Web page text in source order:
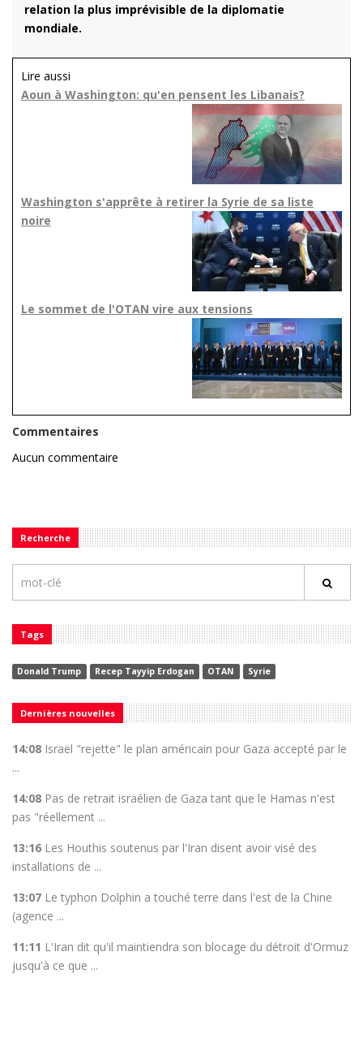
relation la plus imprévisible de la diplomatie
mondiale.
Lire aussi
Aoun à Washington: qu'en pensent les Libanais?
Washington s'apprête à retirer la Syrie de sa liste
noire
Le sommet de l'OTAN vire aux tensions
Commentaires
Aucun commentaire
Recherche
Tags
Donald Trump Recep Tayyip Erdogan OTAN Syrie
Dernières nouvelles
14:08 Israël "rejette" le plan américain pour Gaza accepté par le
...
14:08 Pas de retrait israélien de Gaza tant que le Hamas n'est
pas "réellement ...
13:16 Les Houthis soutenus par l'Iran disent avoir visé des
installations de ...
13:07 Le typhon Dolphin a touché terre dans l'est de la Chine
(agence ...
11:11 L'Iran dit qu'il maintiendra son blocage du détroit d'Ormuz
jusqu'à ce que ...